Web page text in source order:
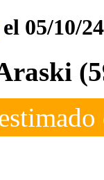
el 05/10/24